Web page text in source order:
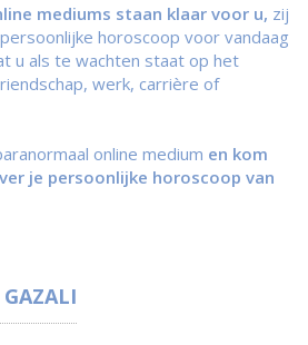
mediums staan klaar voor u, zij
horoscoop voor vandaag
u als te wachten staat op het
werk, carrière of
online medium en kom
je persoonlijke horoscoop van
GAZALI